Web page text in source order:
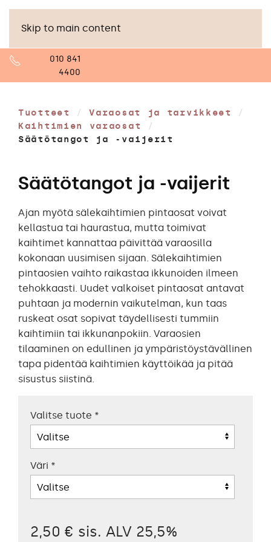
Skip to main content
010 841
4400
Tuotteet / Varaosat ja tarvikkeet
/
Kaihtimien varaosat
/
Säätötangot ja -vaijerit
Säätötangot ja -vaijerit
Ajan myötä sälekaihtimien pintaosat voivat
kellastua tai haurastua, mutta toimivat
kaihtimet kannattaa päivittää varaosilla
kokonaan uusimisen sijaan. Sälekaihtimien
pintaosien vaihto raikastaa ikkunoiden ilmeen
tehokkaasti. Uudet valkoiset pintaosat antavat
puhtaan ja modernin vaikutelman, kun taas
ruskeat osat sopivat täydellisesti tummiin
kaihtimiin tai ikkunanpokiin. Varaosien
tilaaminen on edullinen ja ympäristöystävällinen
tapa pidentää kaihtimien käyttöikää ja pitää
sisustus siistinä.
Valitse tuote *
Väri *
2,50 € sis. ALV 25,5%